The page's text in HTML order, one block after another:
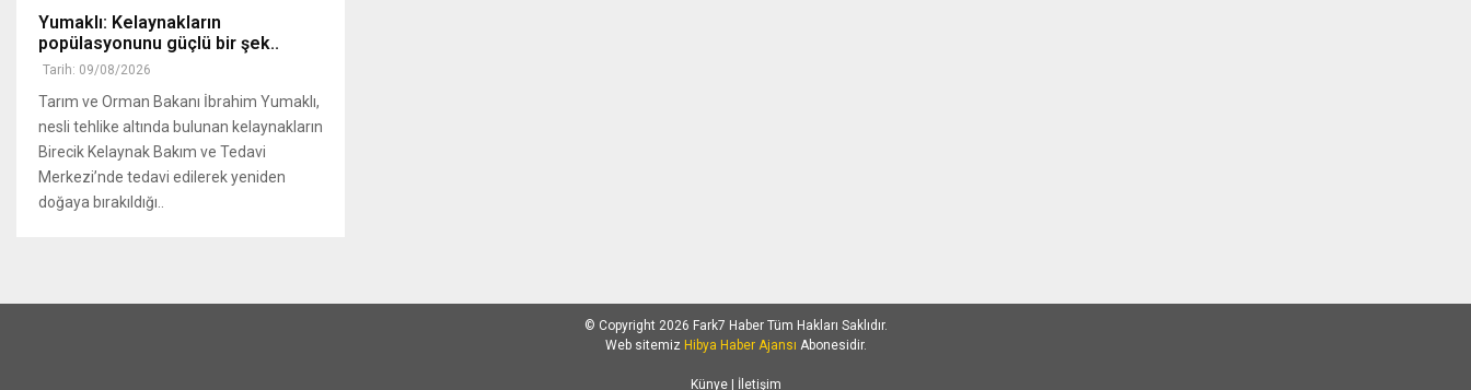
Yumaklı: Kelaynakların
popülasyonunu güçlü bir şek..
Tarih: 09/08/2026
Tarım ve Orman Bakanı İbrahim Yumaklı,
nesli tehlike altında bulunan kelaynakların
Birecik Kelaynak Bakım ve Tedavi
Merkezi’nde tedavi edilerek yeniden
doğaya bırakıldığı..
© Copyright 2026 Fark7 Haber Tüm Hakları Saklıdır.
Web sitemiz Hibya Haber Ajansı Abonesidir.
Künye| İletişim